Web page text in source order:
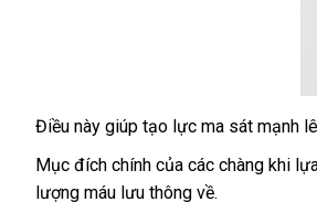
V-
Inox
Vòng
Điều này giúp tạo lực ma sát mạnh
Mục đích chính nhập
khẩu
của cũ
các chàng khi
lượng máu lưu thông về.